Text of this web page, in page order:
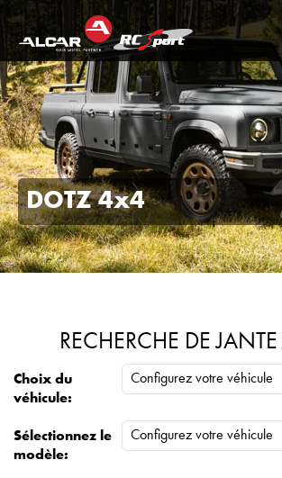
DOTZ 4x4
RECHERCHE DE
Choix du
véhicule:
Configurez votre véhicule
Sélectionnez le
modèle:
Configurez votre véhicule